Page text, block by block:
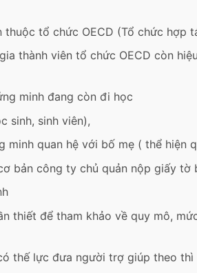
tổ chức OECD (Tổ chức hợp
thành viên tổ chức OECD còn
minh đang còn đi học
sinh, sinh viên),
quan hệ với bố mẹ ( thể hiện
bản công ty chủ quản nộp giấy tờ
thiết để tham khảo về quy mô,
thế lực đưa người trợ giúp theo